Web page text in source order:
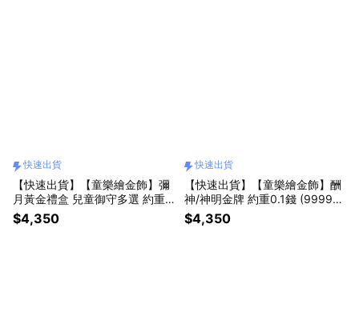
快速出貨
【快速出貨】【童樂繪金飾】彌
月黃金禮盒 兒童御守多選 約重0.
1錢 (999純金 滿月)
$4,350
快速出貨
【快速出貨】【童樂繪金飾】酬
神/神明金牌 約重0.1錢 (9999純
金 黃金 還願)
$4,350